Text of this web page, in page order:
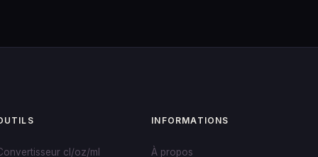
cl/oz/ml
INFORMATIONS
À propos